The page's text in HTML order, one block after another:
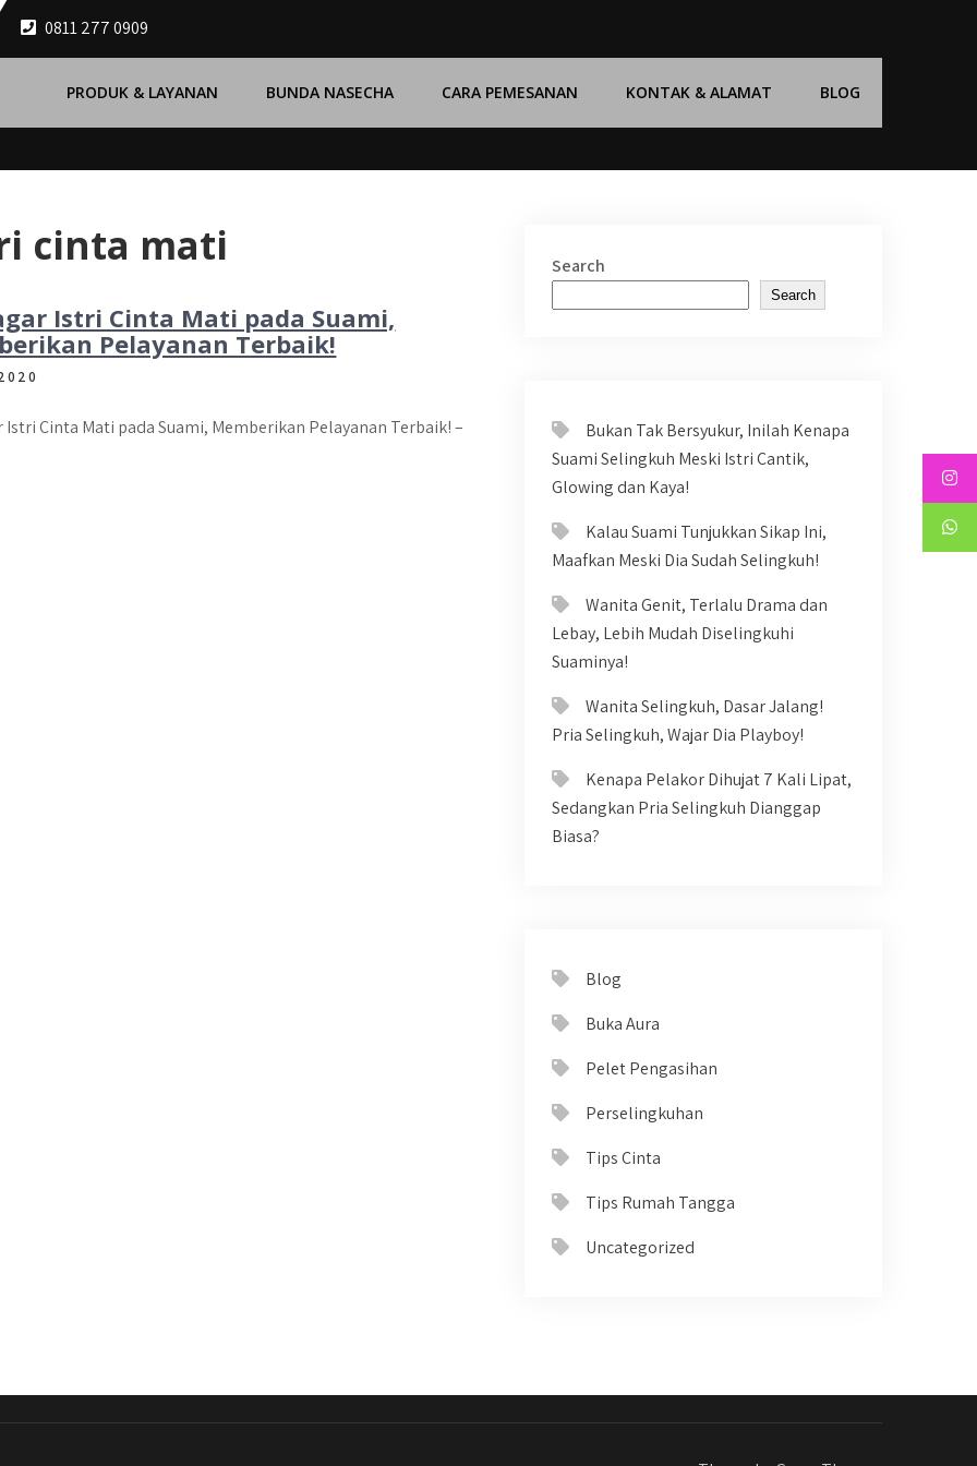
0811 277 0909
PRODUK & LAYANAN BUNDA NASECHA CARA PEMESANAN KONTAK & ALAMAT BLOG
cinta mati
Istri Cinta Mati pada Suami,
Pelayanan Terbaik!
Istri Cinta Mati pada Suami, Memberikan Pelayanan Terbaik! –
Search
Search
Bukan Tak Bersyukur, Inilah Kenapa
Suami Selingkuh Meski Istri Cantik,
Glowing dan Kaya!
Kalau Suami Tunjukkan Sikap Ini,
Maafkan Meski Dia Sudah Selingkuh!
Wanita Genit, Terlalu Drama dan
Lebay, Lebih Mudah Diselingkuhi
Suaminya!
Wanita Selingkuh, Dasar Jalang!
Pria Selingkuh, Wajar Dia Playboy!
Kenapa Pelakor Dihujat 7 Kali Lipat,
Sedangkan Pria Selingkuh Dianggap
Biasa?
Blog
Buka Aura
Pelet Pengasihan
Perselingkuhan
Tips Cinta
Tips Rumah Tangga
Uncategorized